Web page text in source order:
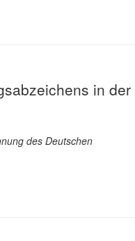
in der
des Deutschen